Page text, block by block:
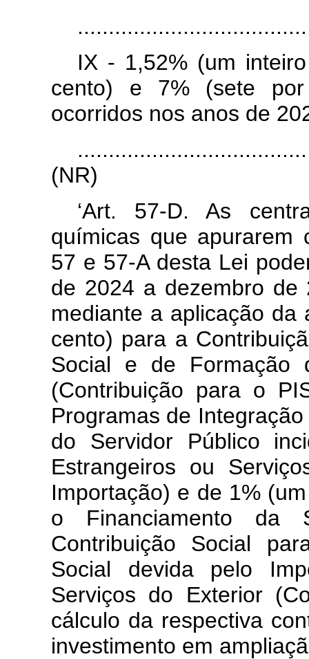
IX - 1,52% (um
cento) e 7% (sete
ocorridos nos anos de
(NR)
‘Art. 57-D. As
químicas que apurarem
57 e 57-A desta Lei
de 2024 a dezembro de
mediante a aplicação da
cento) para a
Social e de Formação
(Contribuição para o
Programas de
do Servidor Público
Estrangeiros ou
Importação) e de 1%
o Financiamento da
Contribuição Social
Social devida pelo
Serviços do Exterior
cálculo da respectiva
investimento em